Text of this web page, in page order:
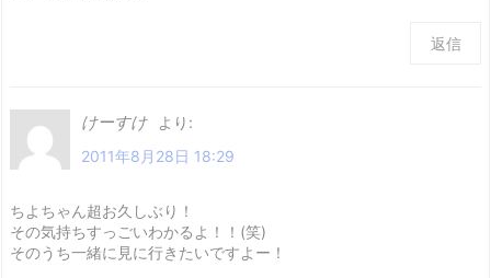
返信
けーすけ
より:
2011年8月28日 18:29
ちよちゃん超お久しぶり！
その気持ちすっごいわかるよ！！(笑)
そのうち一緒に見に行きたいですよー！